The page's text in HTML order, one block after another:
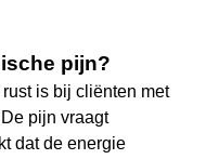
pijn?
is bij cliënten met
pijn vraagt
dat de energie